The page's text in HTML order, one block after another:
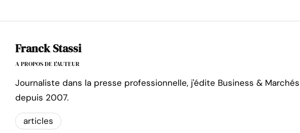
Franck Stassi
A PROPOS DE L'AUTEUR
Journaliste dans la presse professionnelle, j'édite Business &
depuis 2007.
articles